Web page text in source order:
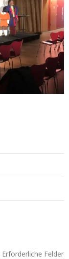
Erforderliche Felder